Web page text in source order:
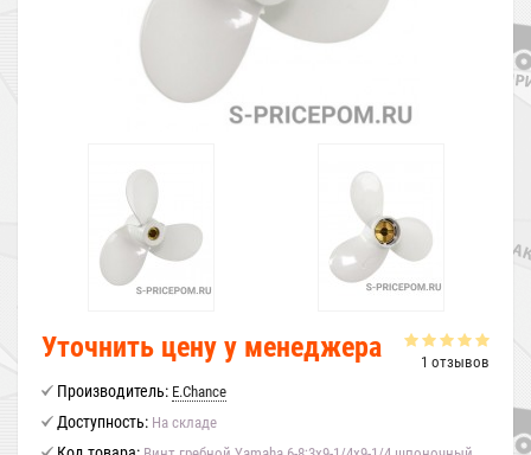
1 отзывов
Уточнить цену у менеджера
Производитель: E.Chance
Доступность: На складе